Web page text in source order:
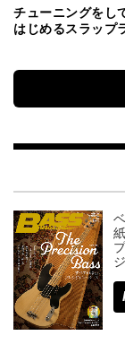
チューニングをし
はじめるスラップ